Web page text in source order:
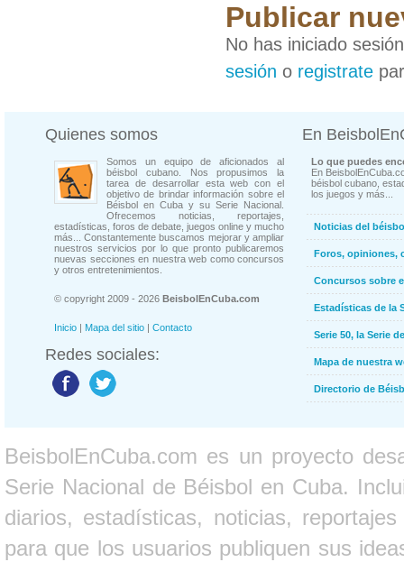
Publicar
No has iniciado
sesión o registrate
Quienes somos
Somos un equipo de aficionados al
béisbol cubano. Nos propusimos la
tarea de desarrollar esta web con el
objetivo de brindar información sobre el
Béisbol en Cuba y su Serie Nacional.
Ofrecemos noticias, reportajes,
estadísticas, foros de debate, juegos online y mucho
más... Constantemente buscamos mejorar y ampliar
nuestros servicios por lo que pronto publicaremos
nuevas secciones en nuestra web como concursos
y otros entretenimientos.
© copyright 2009 - 2026 BeisbolEnCuba.com
Inicio | Mapa del sitio | Contacto
Redes sociales:
En
Lo que puedes
En
béisbol cubano,
los juegos y más...
Noticias del
Foros, opiniones,
Concursos sobre
Estadísticas de la
Serie 50, la Serie
Mapa de nuestra
Directorio de
BeisbolEnCuba.com es un proyecto
Serie Nacional de Béisbol en Cuba.
diarios, estadísticas, noticias,
para que los usuarios publiquen sus